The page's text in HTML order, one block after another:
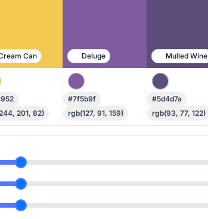
Can Deluge Mulled Wine
201, 82)
#7f5b9f
rgb(127, 91, 159)
#5d4d7a
rgb(93, 77, 122)